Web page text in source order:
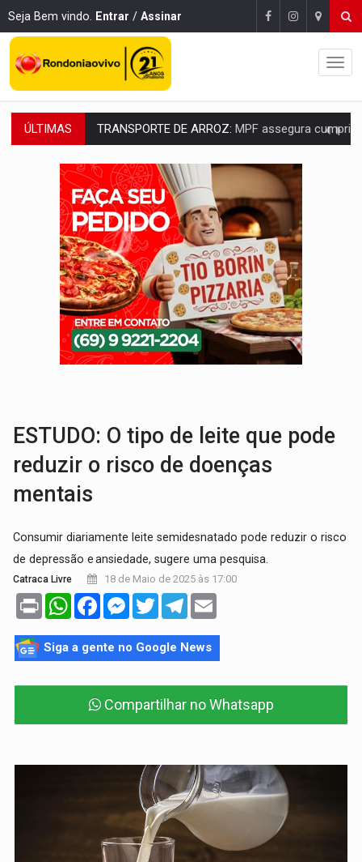
Seja Bem vindo. Entrar / Assinar
ÚLTIMAS
TRANSPORTE DE ARROZ: MPF assegura cumprimento da legislação sobre transporte
COLEGIADO:Brasil e Rússia discutem energia nuclear, defesa e
URGENTE:Colisão entre caminhão e carro deixa quatro mortos e um em
ENCONTRO:Amazônia Negra ganha projeção nacional com participação de
PREVISÃO:Porto Velho tem chances de chuvas isoladas nesta
SINDICATOS UNIDOS:Assembleia Geral delibera greve da educação
PROCESSO SELETIVO: Rondoniaovivo abre oficina de Comunicação com
ESTUDO: O tipo de leite que pode
reduzir o risco de doenças
mentais
Consumir diariamente leite semidesnatado pode reduzir o risco
de depressão e ansiedade, sugere uma pesquisa.
Catraca Livre 18 de Maio de 2025 às 17:00
Print WhatsAppFacebookMessenger
TwitterTelegram
Siga a gente no Google News
Compartilhar no Whatsapp